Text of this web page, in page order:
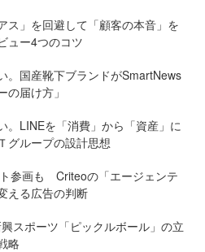
ス」を回避して「顧客の本音」を
ュー4つのコツ
。国産靴下ブランドがSmartNews
の届け方」
。LINEを「消費」から「資産」に
グループの設計思想
参画も Criteoの「エージェンテ
える広告の判断
興スポーツ「ピックルボール」の立
略